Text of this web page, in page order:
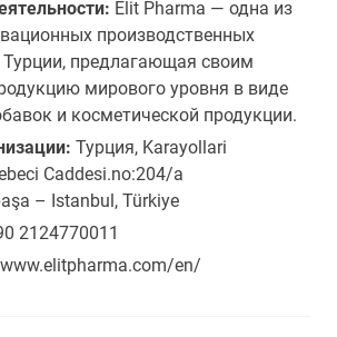
Elit Pharma — одна из
производственных
предлагающая своим
мирового уровня в виде
и косметической продукции.
Турция, Karayollari
Caddesi.no:204/a
– Istanbul, Türkiye
2124770011
en/